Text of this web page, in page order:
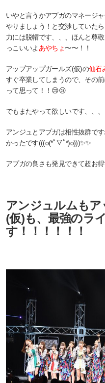
いやと言うかアプガのマネージ
やりましょう！と交渉していた
力には脱帽です、、、ほんと尊
っこいいよ あやちょ 〜〜！！
アップアップガールズ(仮)の仙石
すぐ卒業してしまうので、その
って思って！！😢😢
でもまたやって欲しいです、、、
アンジュとアプガは相性抜群で
かったです(((o(*ﾟ▽ﾟ*)o)))✨✨
アプガの良さも発見できて超お
アンジュルムも
(仮)も、最強のラ
す！！！！！！